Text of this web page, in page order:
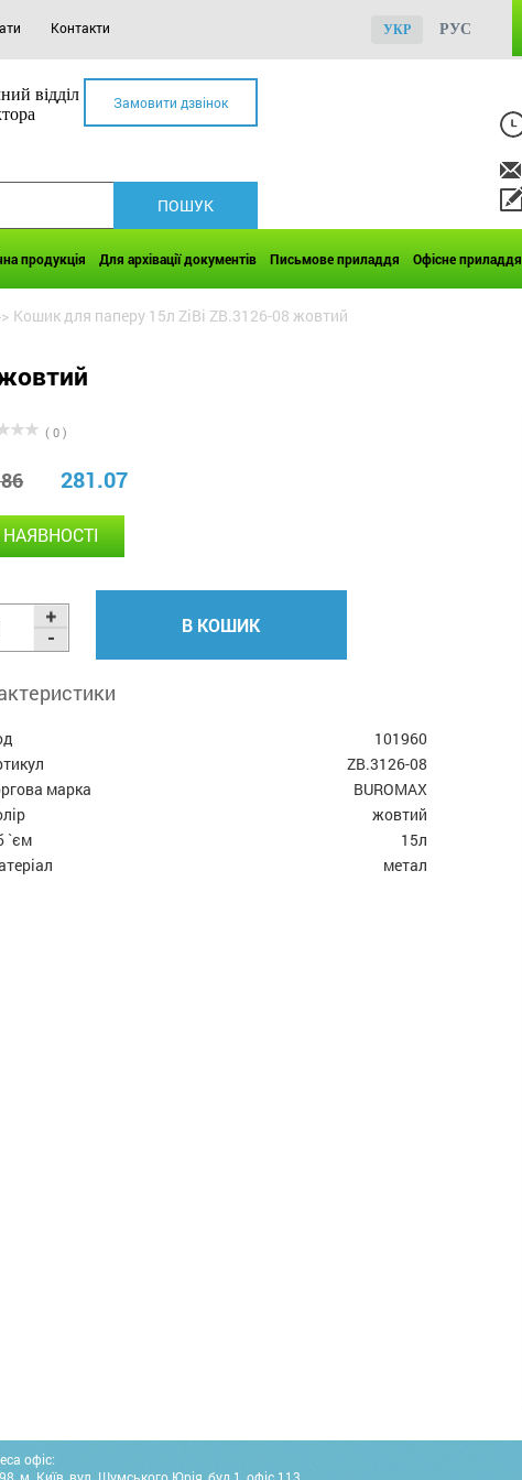
Контакти УКР РУС
відділ
Замовити дзвінок
продукція Для архівації документів Письмове приладдя Офісне приладдя
Кошик для паперу 15л ZiBi ZB.3126-08 жовтий
( 0 )
281.07
НАЯВНОСТІ
В КОШИК
101960
ZB.3126-08
марка
BUROMAX
жовтий
`єм
15л
метал
офіс: